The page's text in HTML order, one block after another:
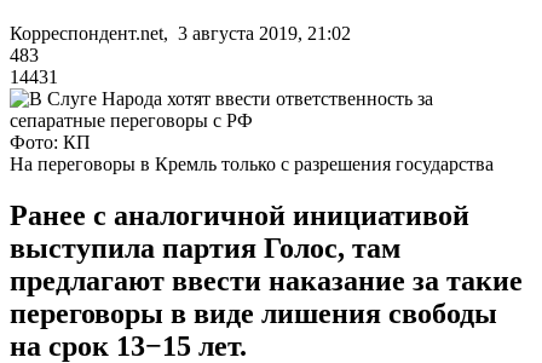
Корреспондент.net, 3 августа 2019, 21:02
483
14431
Фото: КП
На переговоры в Кремль только с разрешения государства
Ранее с аналогичной инициативой
выступила партия Голос, там
предлагают ввести наказание за такие
переговоры в виде лишения свободы
на срок 13−15 лет.